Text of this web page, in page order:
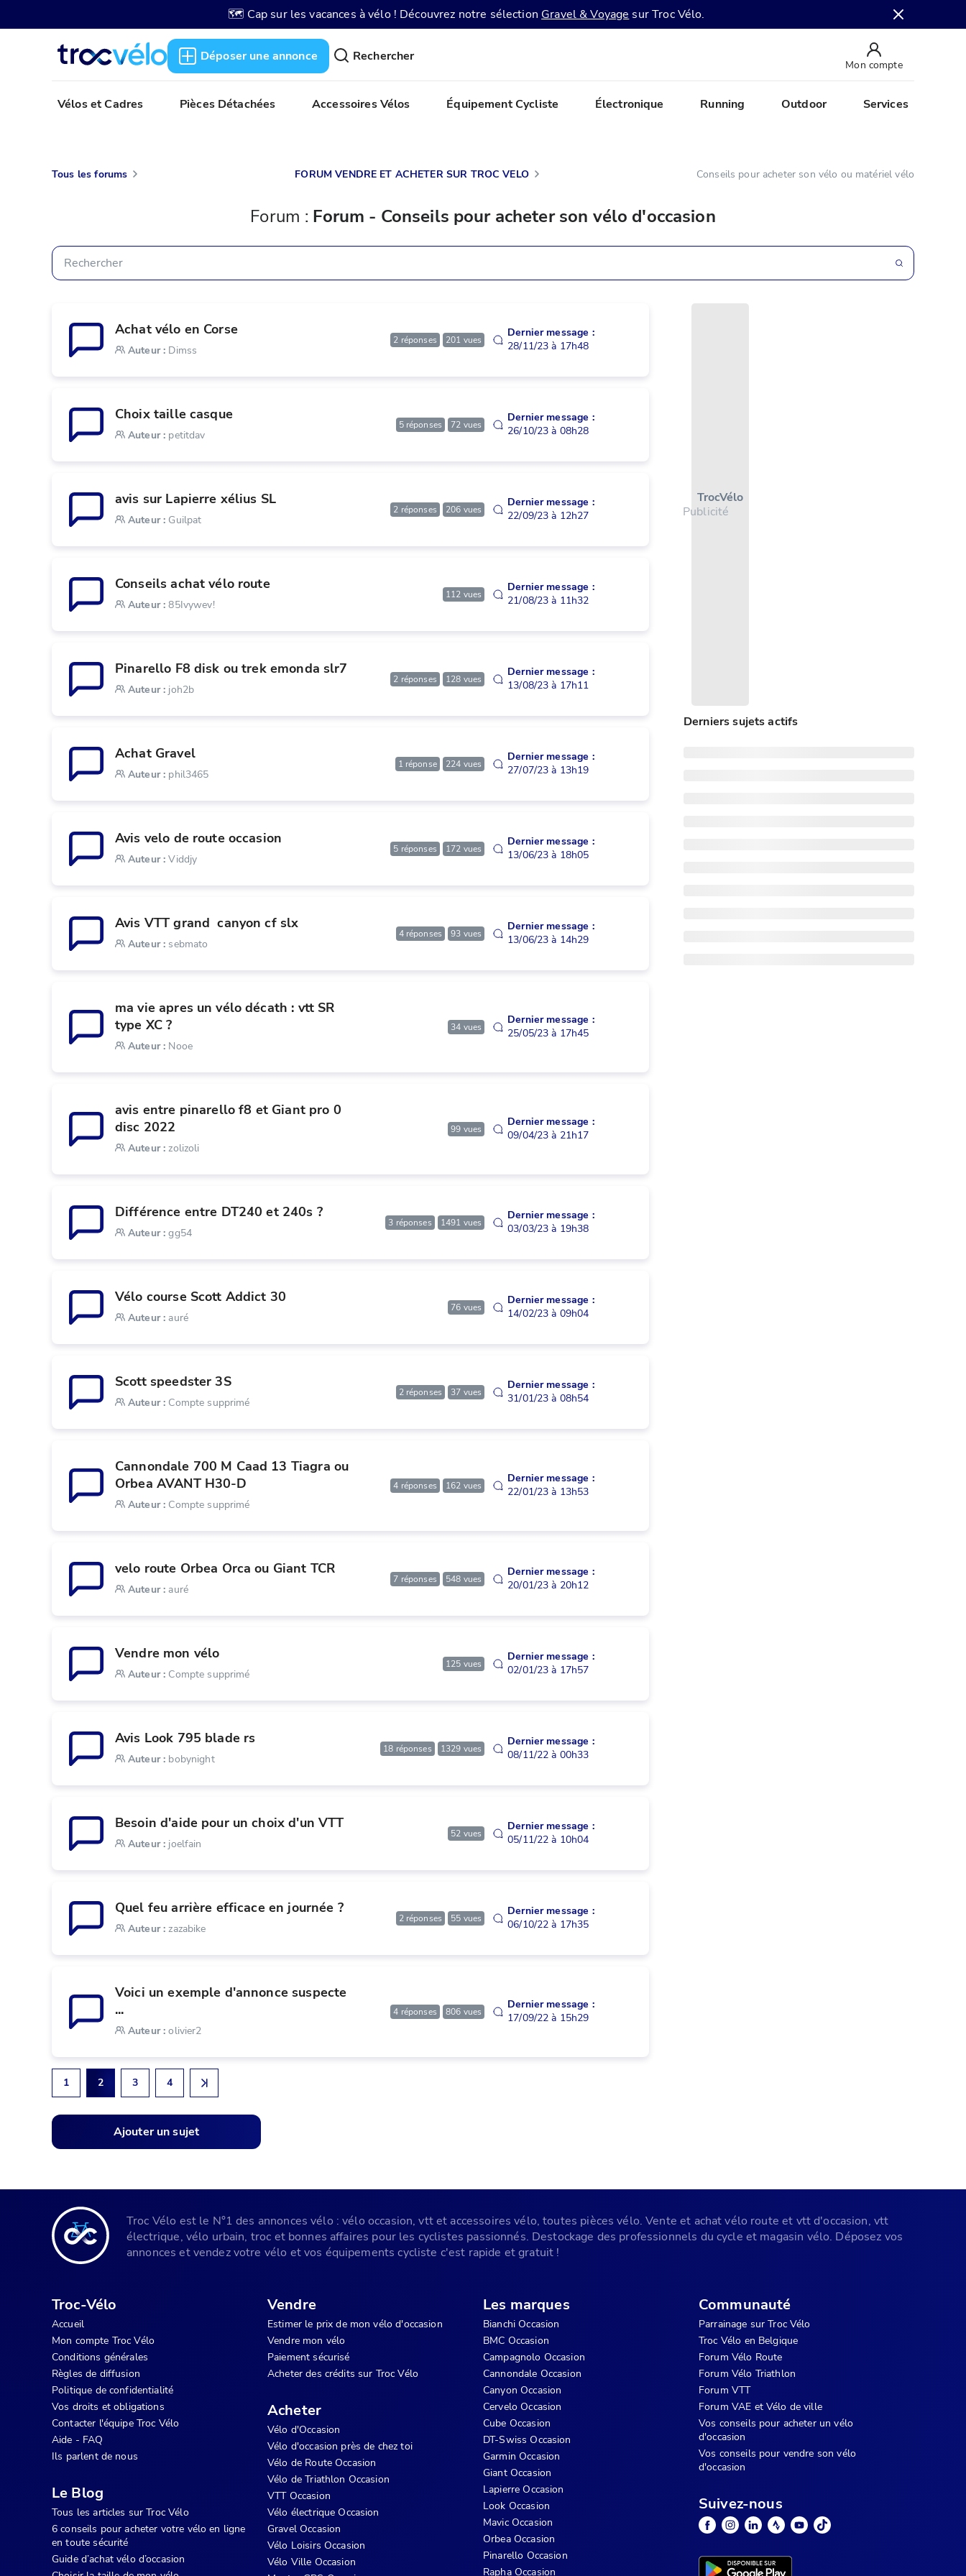
🗺️ Cap sur les vacances à vélo ! Découvrez notre sélection Gravel & Voyage sur Troc Vélo.
Déposer une annonce Rechercher
Mon compte
Vélos et Cadres Pièces Détachées Accessoires Vélos Équipement Cycliste Électronique Running Outdoor Services
Tous les forums FORUM VENDRE ET ACHETER SUR TROC VELO Conseils pour acheter son vélo ou matériel vélo
Forum : Forum - Conseils pour acheter son vélo d'occasion
Achat vélo en Corse
Auteur: Dimss
2 réponses 201 vues
Dernier message :
28/11/23 à 17h48
Choix taille casque
Auteur: petitdav
5 réponses 72 vues
Dernier message :
26/10/23 à 08h28
avis sur Lapierre xélius SL
Auteur: Guilpat
2 réponses 206 vues
Dernier message :
22/09/23 à 12h27
Conseils achat vélo route
Auteur:85Ivywev!
112 vues
Dernier message :
21/08/23 à 11h32
Pinarello F8 disk ou trek emonda slr7
Auteur: joh2b
2 réponses 128 vues
Dernier message :
13/08/23 à 17h11
Achat Gravel
Auteur: phil3465
1 réponse 224 vues
Dernier message :
27/07/23 à 13h19
Avis velo de route occasion
Auteur:Viddjy
5 réponses 172 vues
Dernier message :
13/06/23 à 18h05
Avis VTT grand  canyon cf slx
Auteur: sebmato
4 réponses 93 vues
Dernier message :
13/06/23 à 14h29
ma vie apres un vélo décath : vtt SR
type XC ?
Auteur: Nooe
34 vues
Dernier message :
25/05/23 à 17h45
avis entre pinarello f8 et Giant pro 0
disc 2022
Auteur:zolizoli
99 vues
Dernier message :
09/04/23 à 21h17
Différence entre DT240 et 240s ?
Auteur:gg54
3 réponses 1491 vues
Dernier message :
03/03/23 à 19h38
Vélo course Scott Addict 30
Auteur: auré
76 vues
Dernier message :
14/02/23 à 09h04
Scott speedster 3S
Auteur: Compte supprimé
2 réponses 37 vues
Dernier message :
31/01/23 à 08h54
Cannondale 700 M Caad 13 Tiagra ou
Orbea AVANT H30-D
Auteur: Compte supprimé
4 réponses 162 vues
Dernier message :
22/01/23 à 13h53
velo route Orbea Orca ou Giant TCR
Auteur: auré
7 réponses 548 vues
Dernier message :
20/01/23 à 20h12
Vendre mon vélo
Auteur: Compte supprimé
125 vues
Dernier message :
02/01/23 à 17h57
Avis Look 795 blade rs
Auteur: bobynight
18 réponses 1329 vues
Dernier message :
08/11/22 à 00h33
Besoin d'aide pour un choix d'un VTT
Auteur: joelfain
52 vues
Dernier message :
05/11/22 à 10h04
Quel feu arrière efficace en journée ?
Auteur:zazabike
2 réponses 55 vues
Dernier message :
06/10/22 à 17h35
Voici un exemple d'annonce suspecte
...
Auteur:olivier2
4 réponses 806 vues
Dernier message :
17/09/22 à 15h29
1 2 3 4
Ajouter un sujet
Troc Vélo
Publicité
Derniers sujets actifs
Troc Vélo est le N°1 des annonces vélo : vélo occasion, vtt et accessoires vélo, toutes pièces vélo. Vente et achat vélo route et vtt d'occasion, vtt
électrique, vélo urbain, troc et bonnes affaires pour les cyclistes passionnés. Destockage des professionnels du cycle et magasin vélo. Déposez vos
annonces et vendez votre vélo et vos équipements cycliste c'est rapide et gratuit !
Troc-Vélo
Accueil
Mon compte Troc Vélo
Conditions générales
Règles de diffusion
Politique de confidentialité
Vos droits et obligations
Contacter l'équipe Troc Vélo
Aide - FAQ
Ils parlent de nous
Le Blog
Tous les articles sur Troc Vélo
6 conseils pour acheter votre vélo en ligne
en toute sécurité
Guide d’achat vélo d’occasion
Vendre
Estimer le prix de mon vélo d'occasion
Vendre mon vélo
Paiement sécurisé
Acheter des crédits sur Troc Vélo
Acheter
Vélo d'Occasion
Vélo d'occasion près de chez toi
Vélo de Route Occasion
Vélo de Triathlon Occasion
VTT Occasion
Vélo électrique Occasion
Gravel Occasion
Vélo Loisirs Occasion
Vélo Ville Occasion
Les marques
Bianchi Occasion
BMC Occasion
Campagnolo Occasion
Cannondale Occasion
Canyon Occasion
Cervelo Occasion
Cube Occasion
DT-Swiss Occasion
Garmin Occasion
Giant Occasion
Lapierre Occasion
Look Occasion
Mavic Occasion
Orbea Occasion
Pinarello Occasion
Rapha Occasion
Communauté
Parrainage sur Troc Vélo
Troc Vélo en Belgique
Forum Vélo Route
Forum Vélo Triathlon
Forum VTT
Forum VAE et Vélo de ville
Vos conseils pour acheter un vélo
d'occasion
Vos conseils pour vendre son vélo
d'occasion
Suivez-nous